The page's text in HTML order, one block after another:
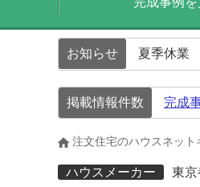
お知らせ 夏季休業
掲載情報件数 完成
注文住宅のハウスネット
ハウスメーカー 東京